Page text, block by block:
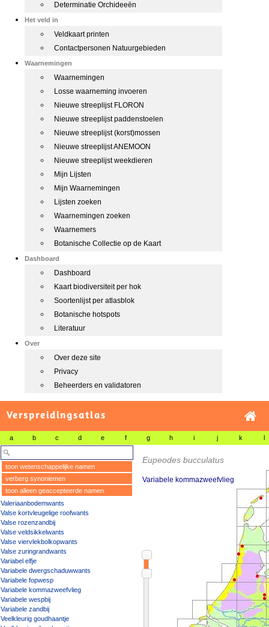
Determinatie Orchideeën
Het veld in
Veldkaart printen
Contactpersonen Natuurgebieden
Waarnemingen
Waarnemingen
Losse waarneming invoeren
Nieuwe streeplijst FLORON
Nieuwe streeplijst paddenstoelen
Nieuwe streeplijst (korst)mossen
Nieuwe streeplijst ANEMOON
Nieuwe streeplijst weekdieren
Mijn Lijsten
Mijn Waarnemingen
Lijsten zoeken
Waarnemingen zoeken
Waarnemers
Botanische Collectie op de Kaart
Dashboard
Dashboard
Kaart biodiversiteit per hok
Soortenlijst per atlasblok
Botanische hotspots
Literatuur
Over
Over deze site
Privacy
Beheerders en validatoren
Verspreidingsatlas
a b c d e f g h i j k l
toon wetenschappelijke namen
verberg synoniemen
toon alleen geaccepteerde namen
Valeriaanbodemwants
Valse kortvleugelige roofwants
Valse rozenzandbij
Valse veldsikkelwants
Valse viervlekbolkopwants
Valse zuringrandwants
Variabel elfje
Variabele dwergschaduwwants
Variabele fopwesp
Variabele kommazweefvlieg
Variabele wespbij
Variabele zandbij
Veelkleurig goudhaantje
Eupeodes bucculatus
Variabele kommazweefvlieg